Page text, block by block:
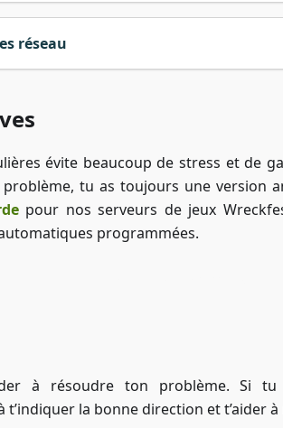
réseau
évite beaucoup de stress et de
problème, tu as toujours une version
pour nos serveurs de jeux
programmées.
à résoudre ton problème. Si
la bonne direction et t’aider